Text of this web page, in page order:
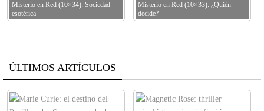
Misterio en Red (10×34): Sociedad
esotérica
Misterio en Red (10×33): ¿Quién
decide?
ÚLTIMOS ARTÍCULOS